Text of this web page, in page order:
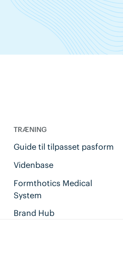
TRÆNING
Guide til tilpasset pasform
Videnbase
Formthotics Medical
System
Brand Hub